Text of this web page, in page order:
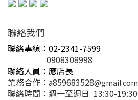
聯絡我們
聯絡專線：02-2341-7599
0908308998
聯絡人員：應店長
業務合作：a859683528@gmail.com
聯絡時間：週一至週日 13:30-19:30